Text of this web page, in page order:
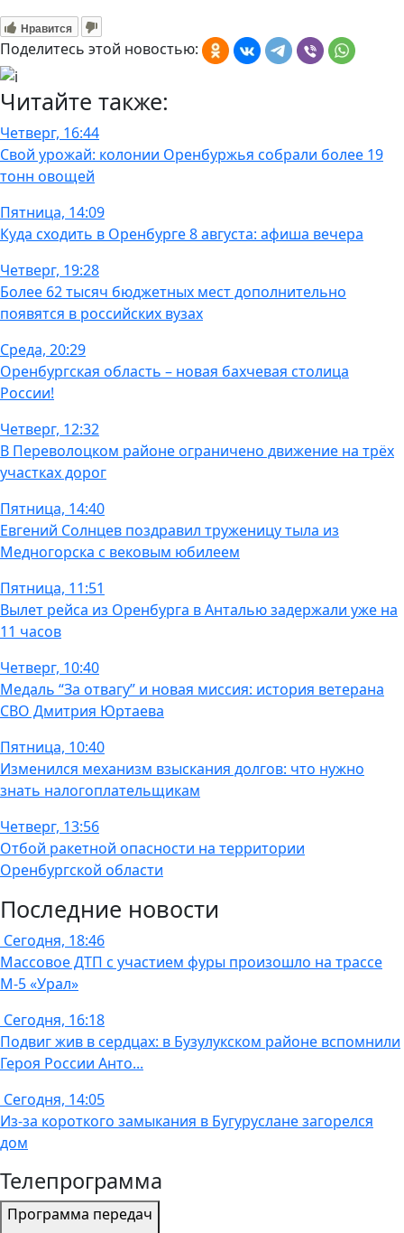
Нравится
Поделитесь этой новостью:
Читайте также:
Четверг, 16:44
Свой урожай: колонии Оренбуржья собрали более 19
тонн овощей
Пятница, 14:09
Куда сходить в Оренбурге 8 августа: афиша вечера
Четверг, 19:28
Более 62 тысяч бюджетных мест дополнительно
появятся в российских вузах
Среда, 20:29
Оренбургская область – новая бахчевая столица
России!
Четверг, 12:32
В Переволоцком районе ограничено движение на трёх
участках дорог
Пятница, 14:40
Евгений Солнцев поздравил труженицу тыла из
Медногорска с вековым юбилеем
Пятница, 11:51
Вылет рейса из Оренбурга в Анталью задержали уже на
11 часов
Четверг, 10:40
Медаль “За отвагу” и новая миссия: история ветерана
СВО Дмитрия Юртаева
Пятница, 10:40
Изменился механизм взыскания долгов: что нужно
знать налогоплательщикам
Четверг, 13:56
Отбой ракетной опасности на территории
Оренбургской области
Последние новости
Сегодня, 18:46
Массовое ДТП с участием фуры произошло на трассе
М-5 «Урал»
Сегодня, 16:18
Подвиг жив в сердцах: в Бузулукском районе вспомнили
Героя России Анто...
Сегодня, 14:05
Из-за короткого замыкания в Бугуруслане загорелся
дом
Телепрограмма
Программа передач